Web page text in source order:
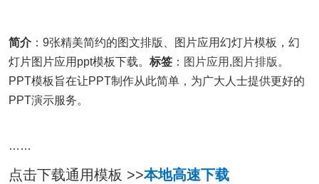
简介 ：9张精美简约的图文排版、图片应用幻灯片模板，幻
灯片图片应用ppt模板下载。 标签 ： 图片应用 ,图片排版 。
PPT模板旨在让PPT制作从此简单，为广大人士提供更好的
PPT演示服务。
……
点击下载通用模板 >>本地高速下载